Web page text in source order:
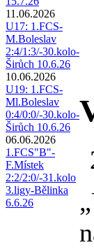
11.06.2026
U17: 1.FCS-
M.Boleslav
2:4/1:3/-30.kolo-
Širůch 10.6.26
10.06.2026
U19: 1.FCS-
Ml.Boleslav
0:4/0:0/-30.kolo-
Širůch 10.6.26
06.06.2026
1.FCS"B"-
F.Místek
2:2/2:0/-31.kolo
3.ligy-Bělinka
6.6.26